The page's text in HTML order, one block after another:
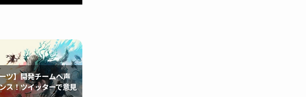
ツ】開発チームへ声
ス！ツイッターで意見